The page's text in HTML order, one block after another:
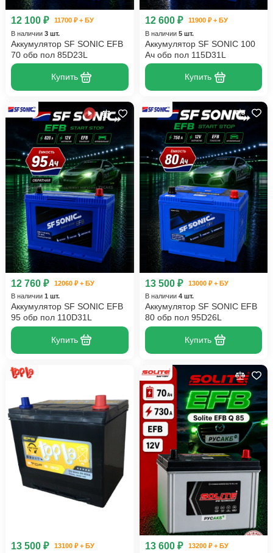
12 100 ₽
11700 ₽ + БУ
В наличии 3 шт.
Аккумулятор SF SONIC EFB
70 обр пол 85D23L
Купить
12 600 ₽
11900 ₽ + БУ
В наличии 5 шт.
Аккумулятор SF SONIC 100
Ач обр пол 115D31L
Купить
12 760 ₽
12060 ₽ + БУ
В наличии 1 шт.
Аккумулятор SF SONIC EFB
95 обр пол 110D31L
Купить
13 500 ₽
13000 ₽ + БУ
В наличии 4 шт.
Аккумулятор SF SONIC EFB
80 обр пол 95D26L
Купить
13 500 ₽
13100 ₽ + БУ
13 600 ₽
13200 ₽ + БУ